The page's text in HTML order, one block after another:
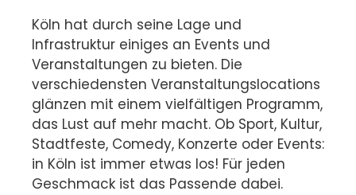
Köln hat durch seine Lage und
Infrastruktur einiges an Events und
Veranstaltungen zu bieten. Die
verschiedensten Veranstaltungslocations
glänzen mit einem vielfältigen Programm,
das Lust auf mehr macht. Ob Sport, Kultur,
Stadtfeste, Comedy, Konzerte oder Events:
in Köln ist immer etwas los! Für jeden
Geschmack ist das Passende dabei.